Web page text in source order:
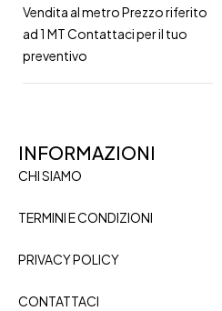
Vendita al metro Prezzo riferito
ad 1 MT Contattaci per il tuo
preventivo
INFORMAZIONI
CHI SIAMO
TERMINI E CONDIZIONI
PRIVACY POLICY
CONTATTACI